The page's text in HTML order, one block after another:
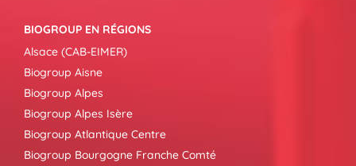
BIOGROUP EN RÉGIONS
Alsace (CAB-EIMER)
Biogroup Aisne
Biogroup Alpes
Biogroup Alpes Isère
Biogroup Atlantique Centre
Biogroup Bourgogne Franche Comté